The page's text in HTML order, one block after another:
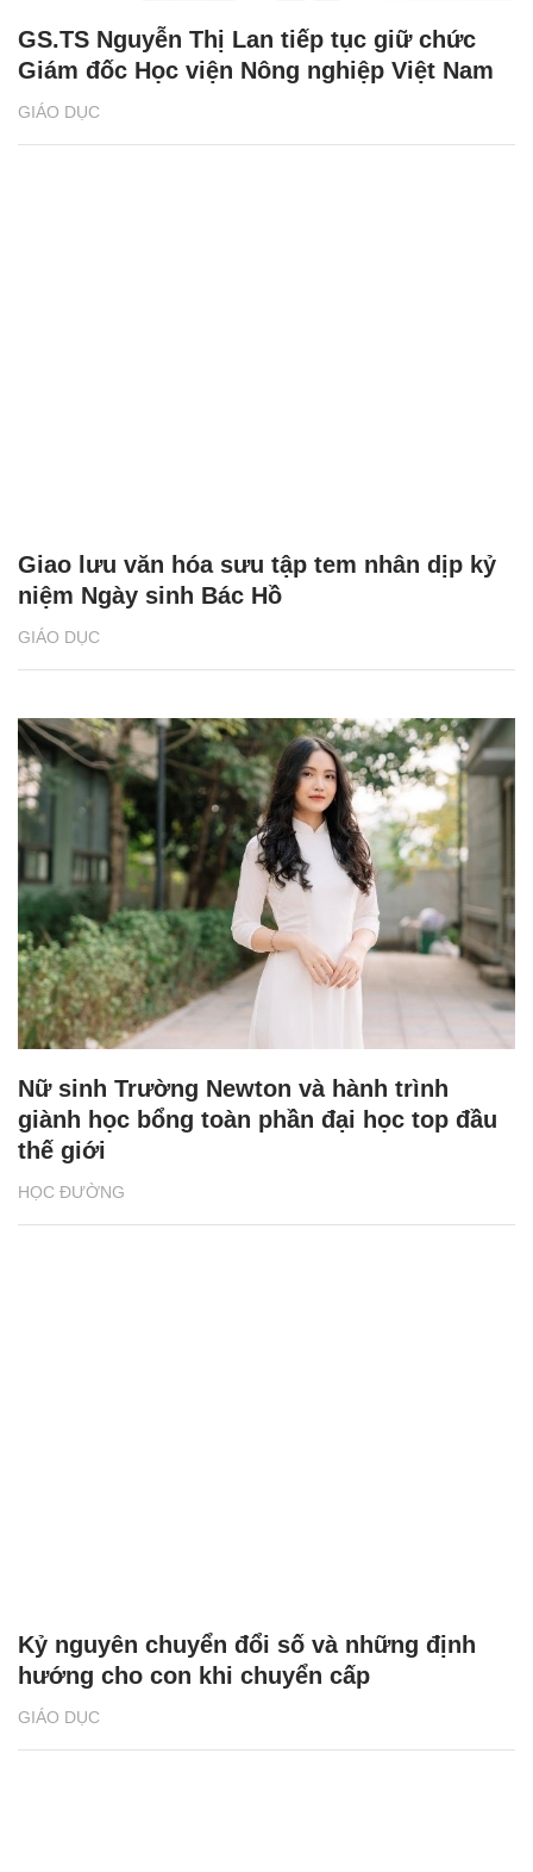
GIÁO DỤC
GS.TS Nguyễn Thị Lan tiếp tục giữ chức
Giám đốc Học viện Nông nghiệp Việt Nam
GIÁO DỤC
Giao lưu văn hóa sưu tập tem nhân dịp kỷ
niệm Ngày sinh Bác Hồ
HỌC ĐƯỜNG
Nữ sinh Trường Newton và hành trình
giành học bổng toàn phần đại học top đầu
thế giới
GIÁO DỤC
Kỷ nguyên chuyển đổi số và những định
hướng cho con khi chuyển cấp